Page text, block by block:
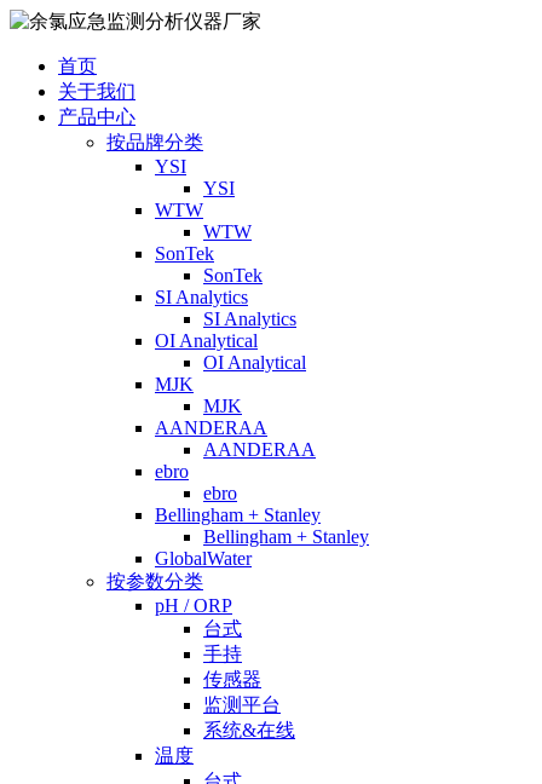
首页
关于我们
产品中心
按品牌分类
YSI
YSI
WTW
WTW
SonTek
SonTek
SI Analytics
SI Analytics
OI Analytical
OI Analytical
MJK
MJK
AANDERAA
AANDERAA
ebro
ebro
Bellingham + Stanley
Bellingham + Stanley
GlobalWater
按参数分类
pH / ORP
台式
手持
传感器
监测平台
系统&在线
温度